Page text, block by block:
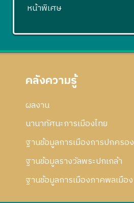
หน้าพิเศษ
คลังความรู้
ผลงาน
นานาทัศนะการเมืองไทย
ฐานข้อมูลการเมืองการปกครอง
ฐานข้อมูลรางวัลพระปกเกล้า
ฐานข้อมูลการเมืองภาคพลเมือง